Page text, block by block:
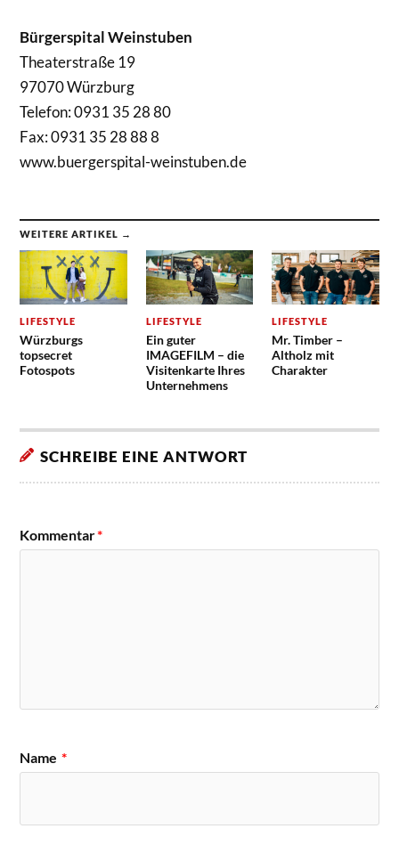
Bürgerspital Weinstuben
Theaterstraße 19
97070 Würzburg
Telefon: 0931 35 28 80
Fax: 0931 35 28 88 8
www.buergerspital-weinstuben.de
WEITERE ARTIKEL →
LIFESTYLE
Würzburgs
topsecret
Fotospots
LIFESTYLE
Ein guter
IMAGEFILM – die
Visitenkarte Ihres
Unternehmens
LIFESTYLE
Mr. Timber –
Altholz mit
Charakter
SCHREIBE EINE ANTWORT
Kommentar*
Name *